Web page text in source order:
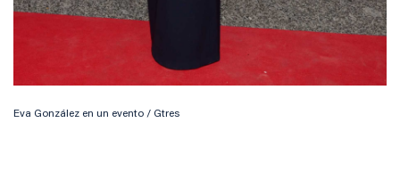
Eva González en un evento / Gtres